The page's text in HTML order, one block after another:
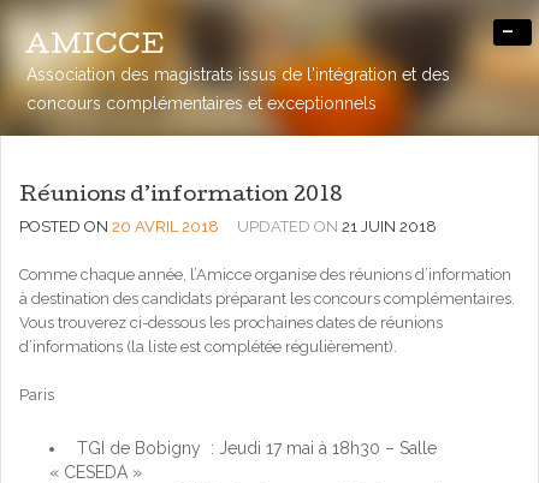
AMICCE
Association des magistrats issus de l'intégration et des
concours complémentaires et exceptionnels
-
Réunions d’information 2018
POSTED ON 20 AVRIL 2018 UPDATED ON 21 JUIN 2018
Comme chaque année, l’Amicce organise des réunions d’information
à destination des candidats préparant les concours complémentaires.
Vous trouverez ci-dessous les prochaines dates de réunions
d’informations (la liste est complétée régulièrement).
Paris
TGI de Bobigny : Jeudi 17 mai à 18h30 – Salle
« CESEDA »